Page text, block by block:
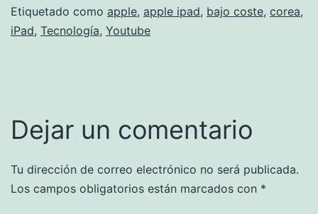
Etiquetado como apple, apple ipad, bajo coste, corea,
iPad, Tecnología, Youtube
Dejar un comentario
Tu dirección de correo electrónico no será publicada.
Los campos obligatorios están marcados con *